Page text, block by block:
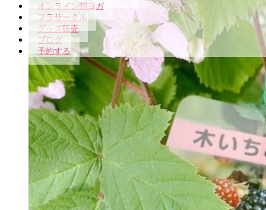
オンライン朝ヨガ
フラサークル
グッズ販売
ブログ
予約する